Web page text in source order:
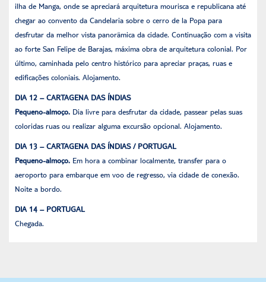
ilha de Manga, onde se apreciará arquitetura mourisca e republicana até
chegar ao convento da Candelaria sobre o cerro de la Popa para
desfrutar da melhor vista panorâmica da cidade. Continuação com a visita
ao forte San Felipe de Barajas, máxima obra de arquitetura colonial. Por
último, caminhada pelo centro histórico para apreciar praças, ruas e
edificações coloniais. Alojamento.
DIA 12 – CARTAGENA DAS ÍNDIAS
Pequeno-almoço. Dia livre para desfrutar da cidade, passear pelas suas
coloridas ruas ou realizar alguma excursão opcional. Alojamento.
DIA 13 – CARTAGENA DAS ÍNDIAS / PORTUGAL
Pequeno-almoço. Em hora a combinar localmente, transfer para o
aeroporto para embarque em voo de regresso, via cidade de conexão.
Noite a bordo.
DIA 14 – PORTUGAL
Chegada.